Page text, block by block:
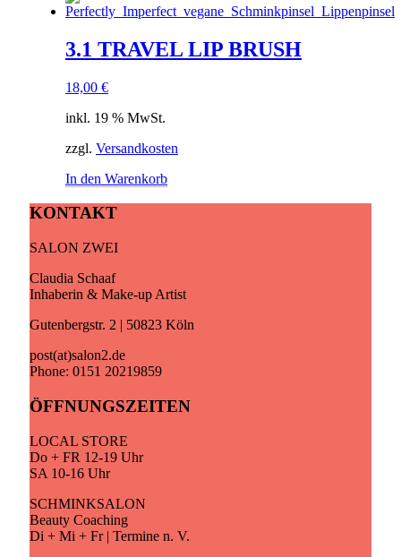
3.1 TRAVEL LIP BRUSH
18,00 €
inkl. 19 % MwSt.
zzgl. Versandkosten
In den Warenkorb
KONTAKT
SALON ZWEI
Claudia Schaaf
Inhaberin & Make-up Artist
Gutenbergstr. 2 | 50823 Köln
post(at)salon2.de
Phone: 0151 20219859
ÖFFNUNGSZEITEN
LOCAL STORE
Do + FR 12-19 Uhr
SA 10-16 Uhr
SCHMINKSALON
Beauty Coaching
Di + Mi + Fr | Termine n. V.